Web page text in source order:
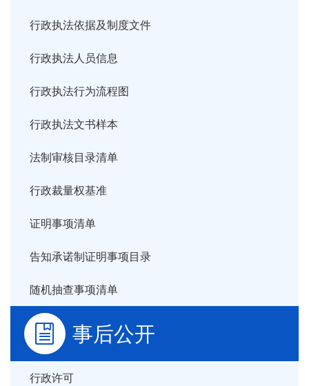
行政执法依据及制度文件
行政执法人员信息
行政执法行为流程图
行政执法文书样本
法制审核目录清单
行政裁量权基准
证明事项清单
告知承诺制证明事项目录
随机抽查事项清单
事后公开
行政许可